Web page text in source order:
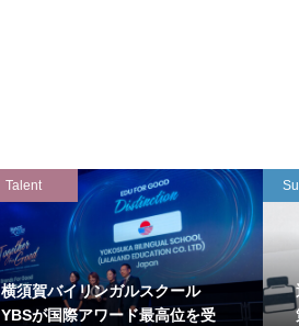
Talent
横須賀バイリンガルスクール
YBSが国際アワード最高位を受